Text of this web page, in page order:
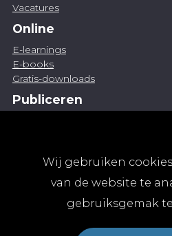
Wij gebruiken
van de website te
gebruiksgemak
Vacatures
Online
E-learnings
E-books
Gratis-downloads
Publiceren
Abonnementen
Algemene